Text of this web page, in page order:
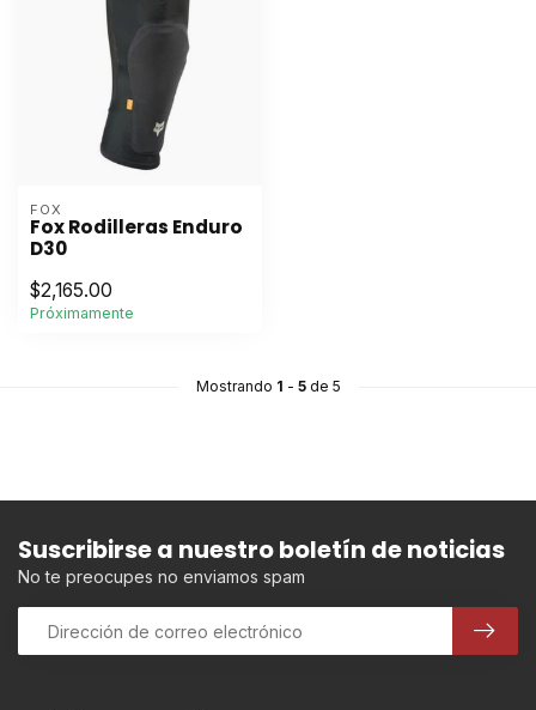
FOX
Fox Rodilleras Enduro
D30
$2,165.00
Próximamente
Mostrando 1 - 5de 5
Suscribirse a nuestro boletín de noticias
No te preocupes no enviamos spam